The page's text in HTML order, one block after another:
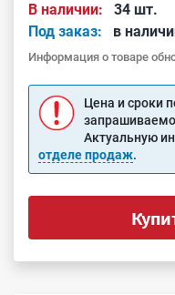
В наличии:
34 шт.
Под заказ:
в
Информация о товаре
Цена и сроки
Актуальную
отделе продаж.